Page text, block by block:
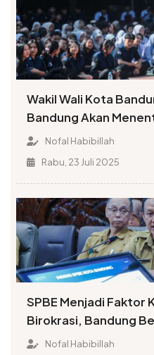
Wakil Wali Kota
Bandung Akan
Nofal Habibillah
Rabu, 23 Juli 2025
SPBE Menjadi Faktor
Birokrasi, Bandung
Tinggi Indeks
Nofal Habibillah